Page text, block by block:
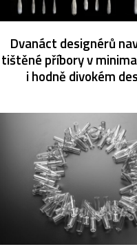
Dvanáct designérů
tištěné příbory v
i hodně divokém